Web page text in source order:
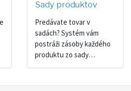
Sady produktov
Predávate tovar v
sadách? Systém vám
postráži zásoby každého
produktu zo sady…